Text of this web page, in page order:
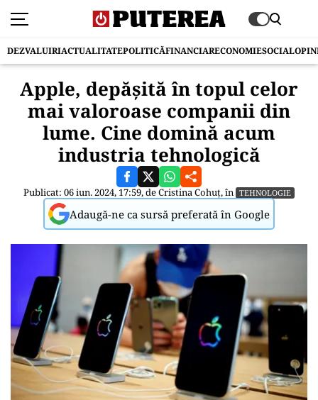
DEZVALUIRIACTUALITATEPOLITICĂFINANCIARECONOMIESOCIAL
Apple, depășită în topul celor
mai valoroase companii din
lume. Cine domină acum
industria tehnologică
Publicat: 06 iun. 2024, 17:59, deCristina Cohuț, în TEHNOLOGIE
Adaugă-ne ca sursă preferată în Google